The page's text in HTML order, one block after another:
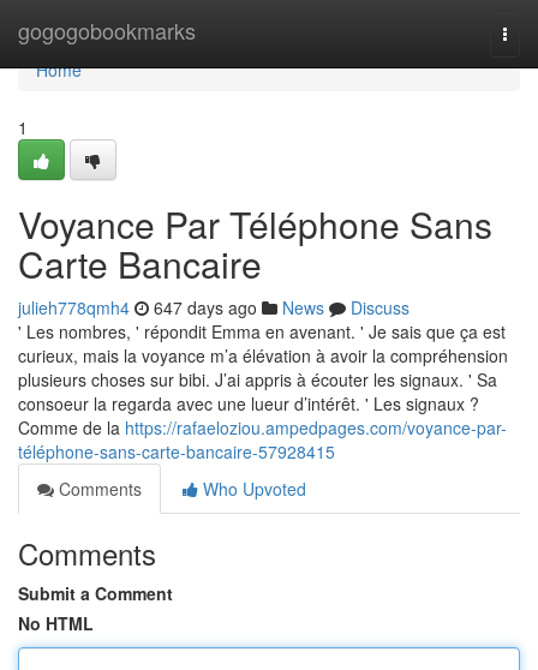
gogogobookmarks
Home
Home
1
Voyance Par Téléphone Sans
Carte Bancaire
julieh778qmh4 647 days ago News
Discuss
' Les nombres, ' répondit Emma en avenant. ' Je sais que ça est
curieux, mais la voyance m’a élévation à avoir la compréhension
plusieurs choses sur bibi. J’ai appris à écouter les signaux. ' Sa
consoeur la regarda avec une lueur d’intérêt. ' Les signaux ?
Comme de la https://rafaeloziou.ampedpages.com/voyance-par-
téléphone-sans-carte-bancaire-57928415
Comments
Who Upvoted
Comments
Submit a Comment
No HTML